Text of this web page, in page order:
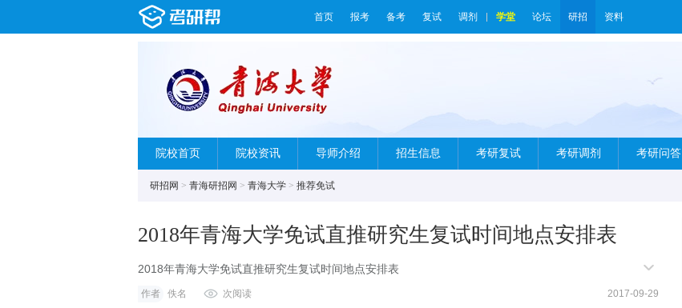
首页 报考 备考 复试 调剂 学堂 论坛 研招 资料
院校首页 院校资讯 导师介绍 招生信息 考研复试 考研调剂 考研问答
研招网 > 青海研招网 > 青海大学 > 推荐免试
2018年青海大学免试直推研究生复试时间地点安排表
2018年青海大学免试直推研究生复试时间地点安排表
作者 佚名 次阅读 2017-09-29